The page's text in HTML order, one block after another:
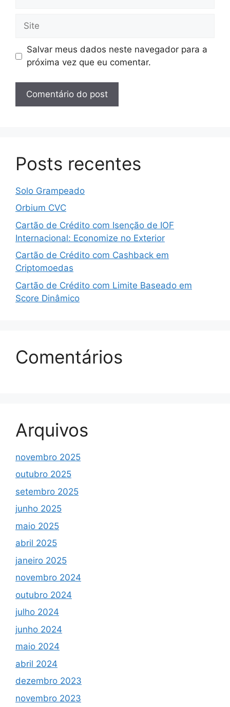
Site
Salvar meus dados neste navegador para a
próxima vez que eu comentar.
Posts recentes
Solo Grampeado
Orbium CVC
Cartão de Crédito com Isenção de IOF
Internacional: Economize no Exterior
Cartão de Crédito com Cashback em
Criptomoedas
Cartão de Crédito com Limite Baseado em
Score Dinâmico
Comentários
Arquivos
novembro 2025
outubro 2025
setembro 2025
junho 2025
maio 2025
abril 2025
janeiro 2025
novembro 2024
outubro 2024
julho 2024
junho 2024
maio 2024
abril 2024
dezembro 2023
novembro 2023